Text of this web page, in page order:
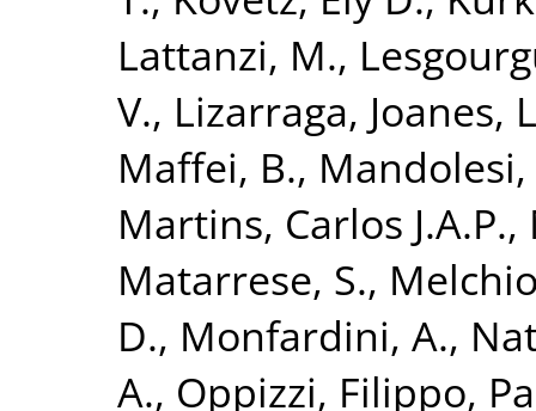
Lattanzi, M.,
V., Lizarraga, Joanes,
Maffei, B.,
Martins, Carlos J.A.P.,
Matarrese, S.,
D., Monfardini, A.,
A., Oppizzi, Filippo,